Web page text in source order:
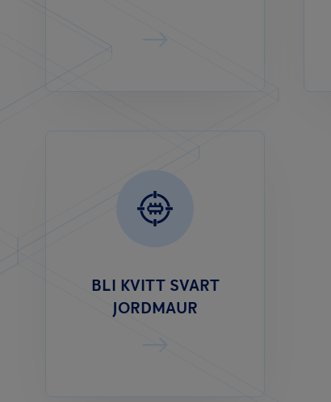
BLI KVITT SVART
JORDMAUR